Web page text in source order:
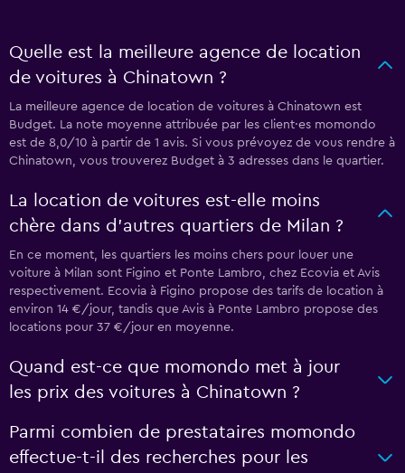
Quelle est la meilleure agence de location
de voitures à Chinatown ?
La meilleure agence de location de voitures à Chinatown est
Budget. La note moyenne attribuée par les client·es momondo
est de 8,0/10 à partir de 1 avis. Si vous prévoyez de vous rendre à
Chinatown, vous trouverez Budget à 3 adresses dans le quartier.
La location de voitures est-elle moins
chère dans d’autres quartiers de Milan ?
En ce moment, les quartiers les moins chers pour louer une
voiture à Milan sont Figino et Ponte Lambro, chez Ecovia et Avis
respectivement. Ecovia à Figino propose des tarifs de location à
environ 14 €/jour, tandis que Avis à Ponte Lambro propose des
locations pour 37 €/jour en moyenne.
Quand est-ce que momondo met à jour
les prix des voitures à Chinatown ?
Parmi combien de prestataires momondo
effectue-t-il des recherches pour les